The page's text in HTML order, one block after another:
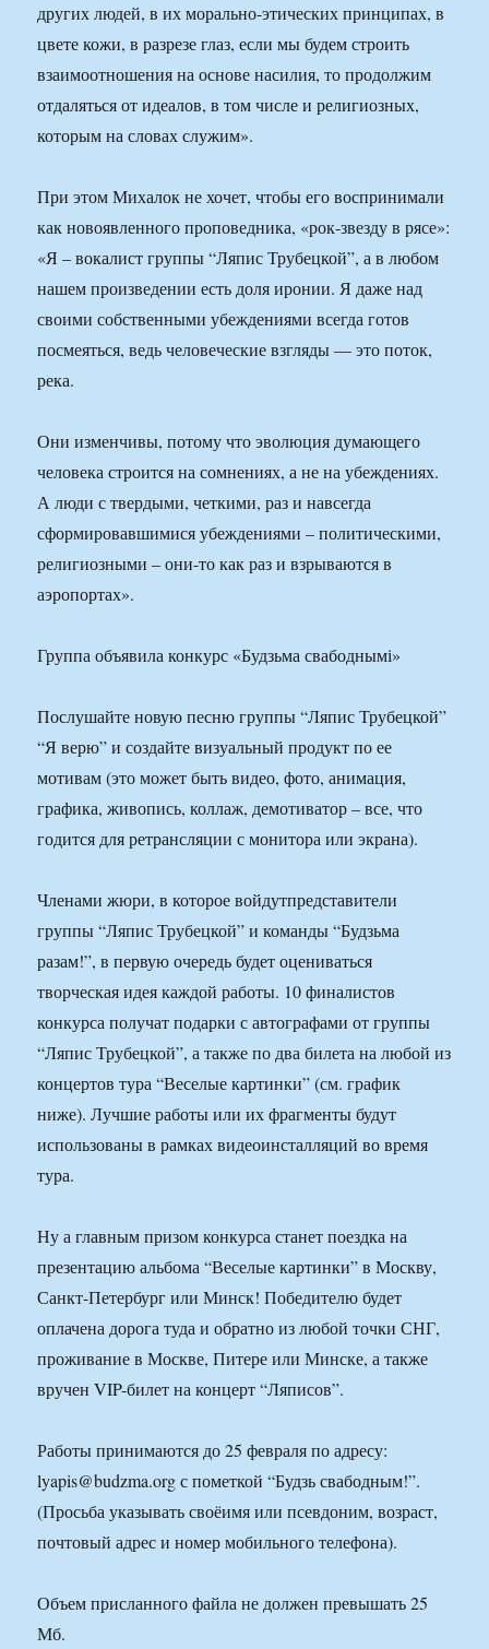
других людей, в их морально-этических принципах, в
цвете кожи, в разрезе глаз, если мы будем строить
взаимоотношения на основе насилия, то продолжим
отдаляться от идеалов, в том числе и религиозных,
которым на словах служим».
При этом Михалок не хочет, чтобы его воспринимали
как новоявленного проповедника, «рок-звезду в рясе»:
«Я – вокалист группы “Ляпис Трубецкой”, а в любом
нашем произведении есть доля иронии. Я даже над
своими собственными убеждениями всегда готов
посмеяться, ведь человеческие взгляды — это поток,
река.
Они изменчивы, потому что эволюция думающего
человека строится на сомнениях, а не на убеждениях.
А люди с твердыми, четкими, раз и навсегда
сформировавшимися убеждениями – политическими,
религиозными – они-то как раз и взрываются в
аэропортах».
Группа объявила конкурс «Будзьма свабоднымі»
Послушайте новую песню группы “Ляпис Трубецкой”
“Я верю” и создайте визуальный продукт по ее
мотивам (это может быть видео, фото, анимация,
графика, живопись, коллаж, демотиватор – все, что
годится для ретрансляции с монитора или экрана).
Членами жюри, в которое войдутпредставители
группы “Ляпис Трубецкой” и команды “Будзьма
разам!”, в первую очередь будет оцениваться
творческая идея каждой работы. 10 финалистов
конкурса получат подарки с автографами от группы
“Ляпис Трубецкой”, а также по два билета на любой из
концертов тура “Веселые картинки” (см. график
ниже). Лучшие работы или их фрагменты будут
использованы в рамках видеоинсталляций во время
тура.
Ну а главным призом конкурса станет поездка на
презентацию альбома “Веселые картинки” в Москву,
Санкт-Петербург или Минск! Победителю будет
оплачена дорога туда и обратно из любой точки СНГ,
проживание в Москве, Питере или Минске, а также
вручен VIP-билет на концерт “Ляписов”.
Работы принимаются до 25 февраля по адресу:
lyapis@budzma.org с пометкой “Будзь свабодным!”.
(Просьба указывать своёимя или псевдоним, возраст,
почтовый адрес и номер мобильного телефона).
Объем присланного файла не должен превышать 25
Мб.